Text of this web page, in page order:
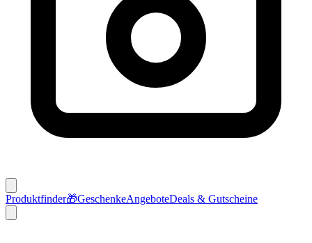
Produktfinder🎁GeschenkeAngeboteDeals & Gutscheine